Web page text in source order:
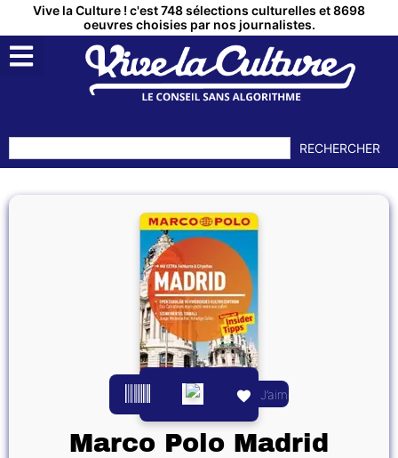
Vive la Culture ! c'est 748 sélections culturelles et 8698
oeuvres choisies par nos journalistes.
RECHERCHER
J’aime
Marco Polo Madrid